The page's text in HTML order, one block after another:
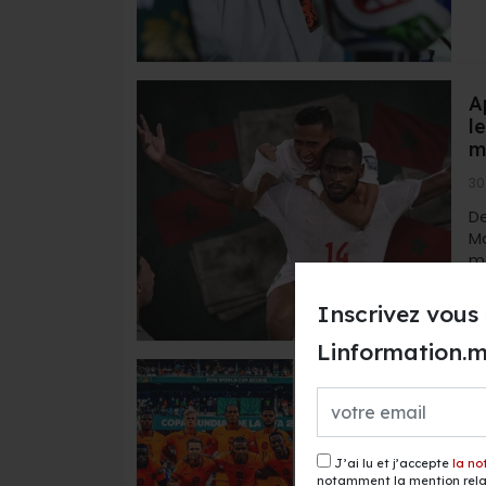
Inscrivez
J’ai lu et j’accepte la
notamment la mention